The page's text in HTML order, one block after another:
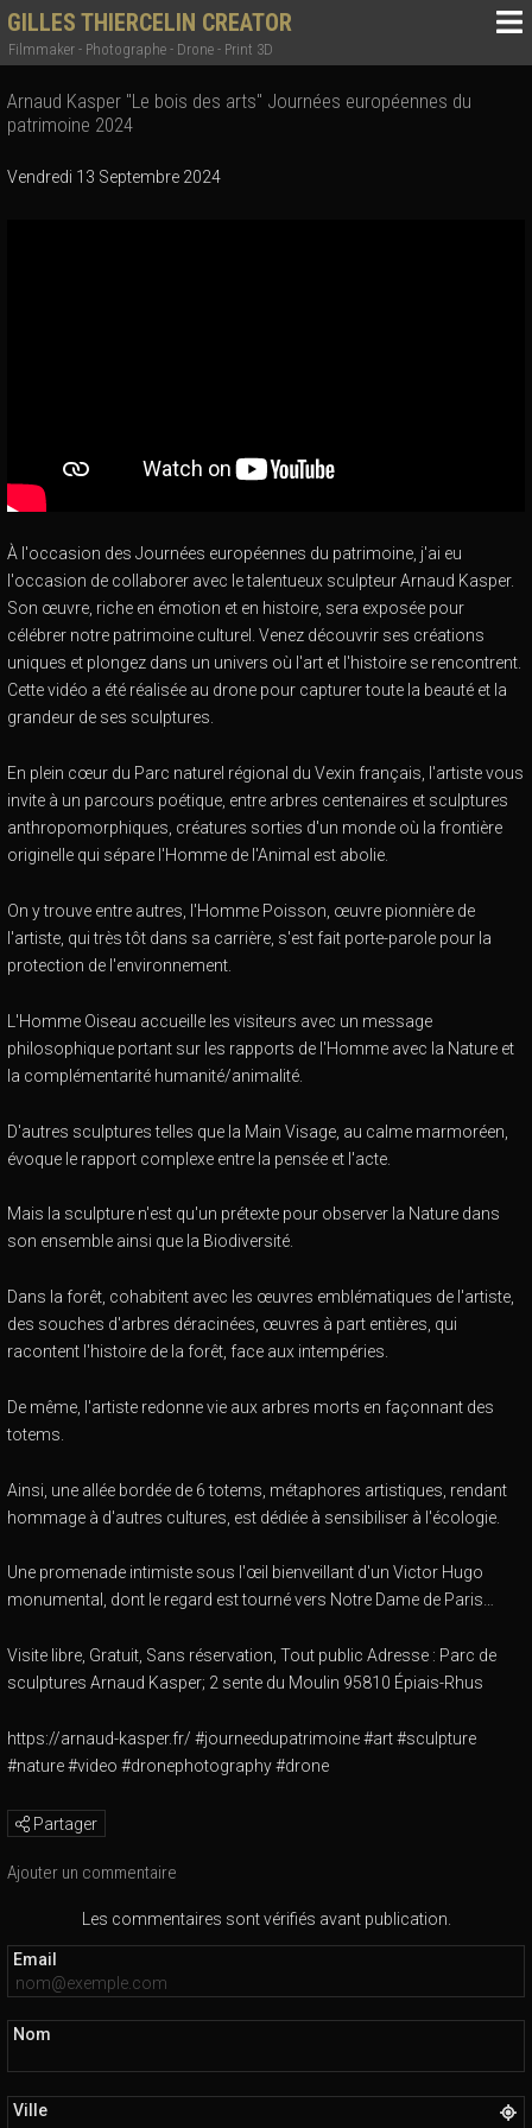
GILLES THIERCELIN CREATOR
Filmmaker - Photographe - Drone - Print 3D
Arnaud Kasper "Le bois des arts" Journées européennes du
patrimoine 2024
Vendredi 13 Septembre 2024
À l'occasion des Journées européennes du patrimoine, j'ai eu
l'occasion de collaborer avec le talentueux sculpteur Arnaud Kasper.
Son œuvre, riche en émotion et en histoire, sera exposée pour
célébrer notre patrimoine culturel. Venez découvrir ses créations
uniques et plongez dans un univers où l'art et l'histoire se rencontrent.
Cette vidéo a été réalisée au drone pour capturer toute la beauté et la
grandeur de ses sculptures.
En plein cœur du Parc naturel régional du Vexin français, l'artiste vous
invite à un parcours poétique, entre arbres centenaires et sculptures
anthropomorphiques, créatures sorties d'un monde où la frontière
originelle qui sépare l'Homme de l'Animal est abolie.
On y trouve entre autres, l'Homme Poisson, œuvre pionnière de
l'artiste, qui très tôt dans sa carrière, s'est fait porte-parole pour la
protection de l'environnement.
L'Homme Oiseau accueille les visiteurs avec un message
philosophique portant sur les rapports de l'Homme avec la Nature et
la complémentarité humanité/animalité.
D'autres sculptures telles que la Main Visage, au calme marmoréen,
évoque le rapport complexe entre la pensée et l'acte.
Mais la sculpture n'est qu'un prétexte pour observer la Nature dans
son ensemble ainsi que la Biodiversité.
Dans la forêt, cohabitent avec les œuvres emblématiques de l'artiste,
des souches d'arbres déracinées, œuvres à part entières, qui
racontent l'histoire de la forêt, face aux intempéries.
De même, l'artiste redonne vie aux arbres morts en façonnant des
totems.
Ainsi, une allée bordée de 6 totems, métaphores artistiques, rendant
hommage à d'autres cultures, est dédiée à sensibiliser à l'écologie.
Une promenade intimiste sous l'œil bienveillant d'un Victor Hugo
monumental, dont le regard est tourné vers Notre Dame de Paris…
Visite libre, Gratuit, Sans réservation, Tout public Adresse : Parc de
sculptures Arnaud Kasper; 2 sente du Moulin 95810 Épiais-Rhus
https://arnaud-kasper.fr/ #journeedupatrimoine #art #sculpture
#nature #video #dronephotography #drone
Partager
Ajouter un commentaire
Les commentaires sont vérifiés avant publication.
Email
Nom
Ville